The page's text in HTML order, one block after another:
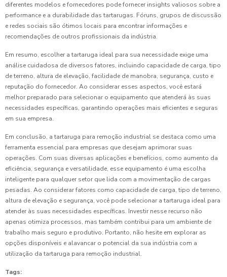
diferentes modelos e fornecedores pode fornecer insights valiosos sobre a
performance e a durabilidade das tartarugas. Fóruns, grupos de discussão
e redes sociais são ótimos locais para encontrar informações e
recomendações de outros profissionais da indústria.
Em resumo, escolher a tartaruga ideal para sua necessidade exige uma
análise cuidadosa de diversos fatores, incluindo capacidade de carga, tipo
de terreno, altura de elevação, facilidade de manobra, segurança, custo e
reputação do fornecedor. Ao considerar esses aspectos, você estará
melhor preparado para selecionar o equipamento que atenderá às suas
necessidades específicas, garantindo operações mais eficientes e seguras
em sua empresa.
Em conclusão, a tartaruga para remoção industrial se destaca como uma
ferramenta essencial para empresas que desejam aprimorar suas
operações. Com suas diversas aplicações e benefícios, como aumento da
eficiência, segurança e versatilidade, esse equipamento é uma escolha
inteligente para qualquer setor que lida com a movimentação de cargas
pesadas. Ao considerar fatores como capacidade de carga, tipo de terreno,
altura de elevação e segurança, você pode selecionar a tartaruga ideal para
atender às suas necessidades específicas. Investir nesse recurso não
apenas otimiza processos, mas também contribui para um ambiente de
trabalho mais seguro e produtivo. Portanto, não hesite em explorar as
opções disponíveis e alavancar o potencial da sua indústria com a
utilização da tartaruga para remoção industrial.
Tags: